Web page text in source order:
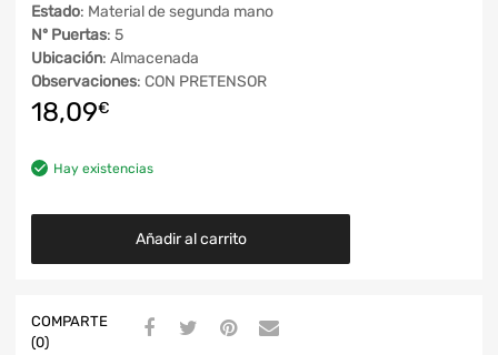
Estado: Material de segunda mano
Nº Puertas: 5
Ubicación: Almacenada
Observaciones: CON PRETENSOR
18,09€
Hay existencias
Añadir al carrito
COMPARTE
(0)